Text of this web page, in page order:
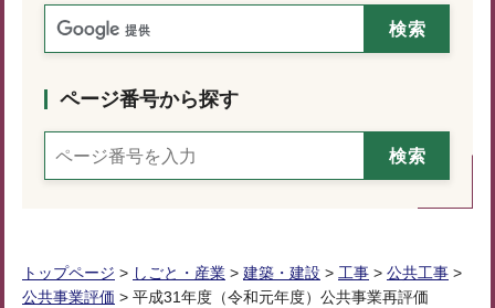
ページ番号から探す
トップページ > しごと・産業 > 建築・建設 > 工事 > 公共工事 >
公共事業評価 > 平成31年度（令和元年度）公共事業再評価